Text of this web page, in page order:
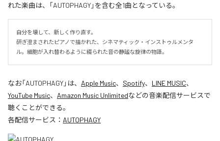
れた楽曲は、「AUTOPHAGY」を含む全1曲となっている。
自分を壊して、新しく作り直す。
研ぎ澄まされたピアノで描かれた、シネマティック・インストゥルメンタ
ル。細胞が入れ替わるように綴られた音の静謐な旋律の物語。
なお「AUTOPHAGY」は、 Apple Music、 Spotify、 LINE MUSIC、
YouTube Music、 Amazon Music Unlimitedなどの音楽配信サービスで
聴くことができる。
各配信サービス： AUTOPHAGY